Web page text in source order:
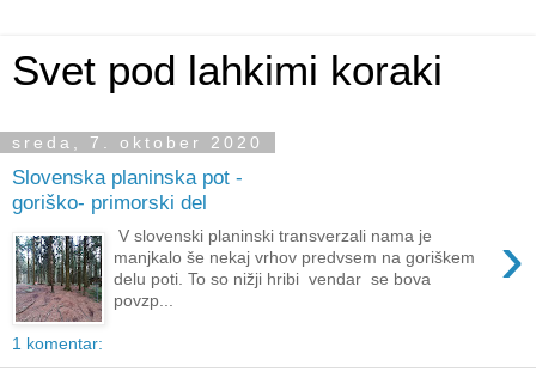
Svet pod lahkimi koraki
sreda, 7. oktober 2020
Slovenska planinska pot -
goriško- primorski del
›
V slovenski planinski transverzali nama je
manjkalo še nekaj vrhov predvsem na goriškem
delu poti. To so nižji hribi vendar se bova
povzp...
1 komentar: